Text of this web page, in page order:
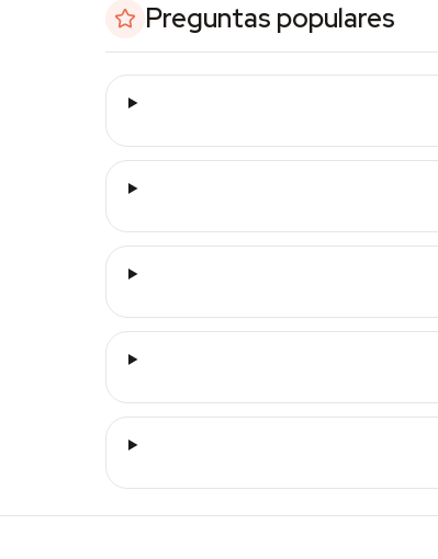
Preguntas populares